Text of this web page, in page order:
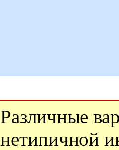
Различные
нетипичной